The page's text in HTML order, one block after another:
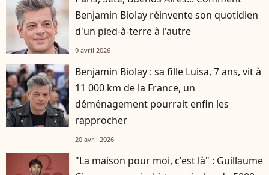
Benjamin Biolay réinvente son quotidien
d'un pied-à-terre à l'autre
9 avril 2026
Benjamin Biolay : sa fille Luisa, 7 ans, vit à
11 000 km de la France, un
déménagement pourrait enfin les
rapprocher
20 avril 2026
"La maison pour moi, c'est là" : Guillaume